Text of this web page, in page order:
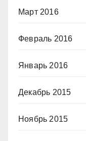
Март 2016
Февраль 2016
Январь 2016
Декабрь 2015
Ноябрь 2015